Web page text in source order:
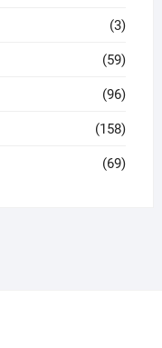
(3)
(59)
(96)
(158)
(69)